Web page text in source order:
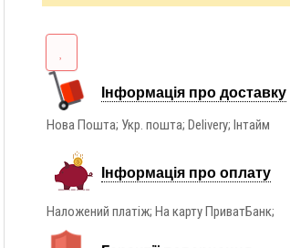
Інформація про доставку
Нова Пошта; Укр. пошта; Delivery; Інтайм
Інформація про оплату
Наложений платіж; На карту ПриватБанк;